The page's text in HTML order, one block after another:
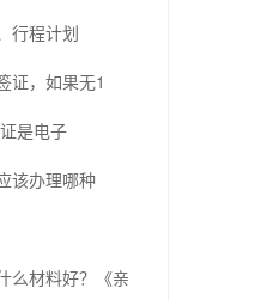
行程计划
证，如果无1
是电子
该办理哪种
么材料好？《亲